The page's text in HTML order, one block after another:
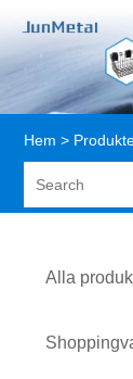
Hem >
Alla